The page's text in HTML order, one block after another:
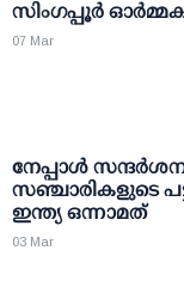
സിംഗപ്പൂർ
07 Mar
നേപ്പാള്‍
സഞ്ചാരികളുടെ
ഇന്ത്യ ഒന്നാമത്
03 Mar